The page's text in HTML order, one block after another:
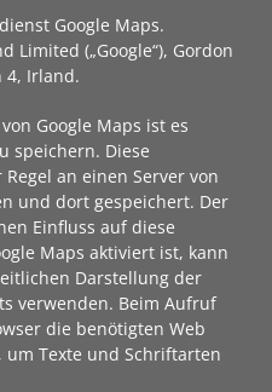
Google Maps.
Limited („Google“), Gordon
4, Irland.
Google Maps ist es
speichern. Diese
an einen Server von
und dort gespeichert. Der
Einfluss auf diese
Maps aktiviert ist, kann
Darstellung der
verwenden. Beim Aufruf
die benötigten Web
um Texte und Schriftarten